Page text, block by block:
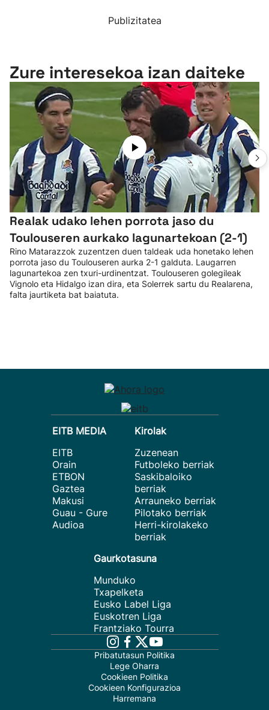
Publizitatea
Zure interesekoa izan daiteke
Realak udako lehen porrota jaso du
Toulouseren aurkako lagunartekoan (2-1)
Rino Matarazzok zuzentzen duen taldeak uda honetako lehen
porrota jaso du Toulouseren aurka 2-1 galduta. Laugarren
lagunartekoa zen txuri-urdinentzat. Toulouseren golegileak
Vignolo eta Hidalgo izan dira, eta Solerrek sartu du Realarena,
falta jaurtiketa bat baiatuta.
EITB MEDIA
EITB
Orain
ETBON
Gaztea
Makusi
Guau - Gure
Audioa
Kirolak
Zuzenean
Futboleko berriak
Saskibaloiko
berriak
Arrauneko berriak
Pilotako berriak
Herri-kirolakeko
berriak
Gaurkotasuna
Munduko
Txapelketa
Eusko Label Liga
Euskotren Liga
Frantziako Tourra
Pribatutasun Politika
Lege Oharra
Cookieen Politika
Cookieen Konfigurazioa
Harremana